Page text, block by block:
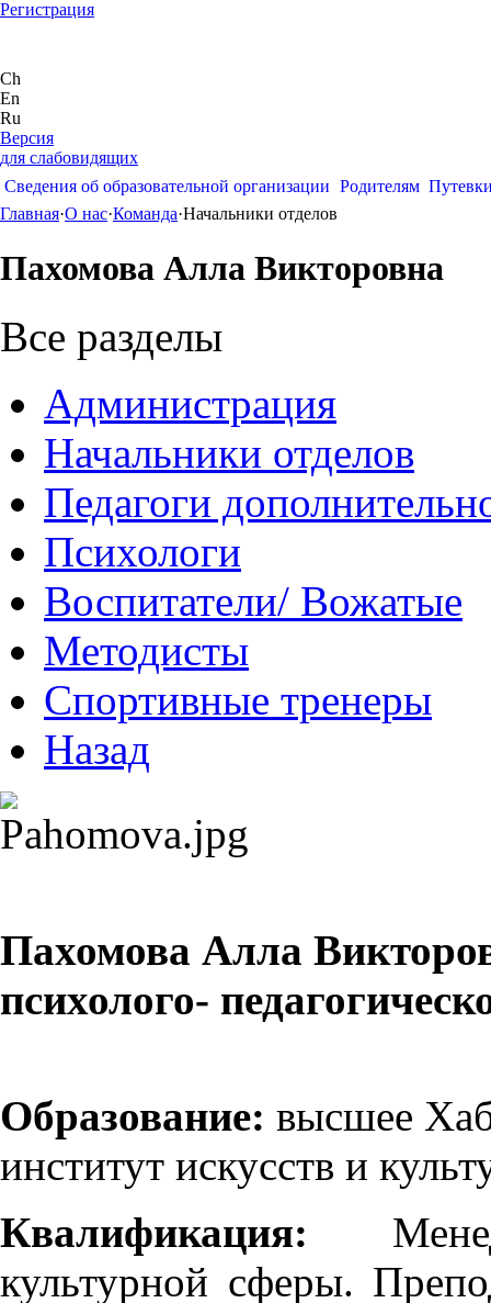
Регистрация
Ch
En
Ru
Версия
для слабовидящих
Сведения об образовательной организации Родителям
Главная·О нас·Команда·Начальники отделов
Пахомова Алла Викторовна
Все разделы
Администрация
Начальники отделов
Педагоги
Психологи
Воспитатели/ Вожатые
Методисты
Спортивные тренеры
Назад
Пахомова Алла
психолого-
Образование: высшее
институт искусств и
Квалификация:
культурной сферы.